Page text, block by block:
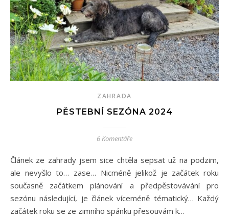
ZAHRADA
PĚSTEBNÍ SEZÓNA 2024
6 Komentáře
Článek ze zahrady jsem sice chtěla sepsat už na podzim,
ale nevyšlo to… zase… Nicméně jelikož je začátek roku
současně začátkem plánování a předpěstovávání pro
sezónu následující, je článek víceméně tématický… Každý
začátek roku se ze zimního spánku přesouvám k…